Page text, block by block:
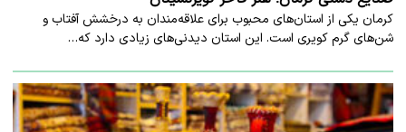
کرمان یکی از استان‌های محبوب برای علاقه‌مندان به درخشش آفتاب و
شن‌های گرم کویری است. این استان دیدنی‌های زیادی دارد که…